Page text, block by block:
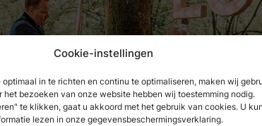
Cookie-instellingen
in te richten en continu te optimaliseren, maken wij
het bezoeken van onze website hebben wij toestemming nodig.
te klikken, gaat u akkoord met het gebruik van cookies. U
lezen in onze gegevensbeschermingsverklaring.